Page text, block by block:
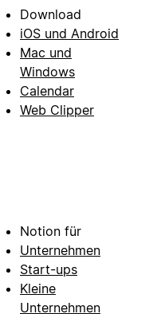
Download
iOS und Android
Mac und
Windows
Calendar
Web Clipper
Notion für
Unternehmen
Start-ups
Kleine
Unternehmen